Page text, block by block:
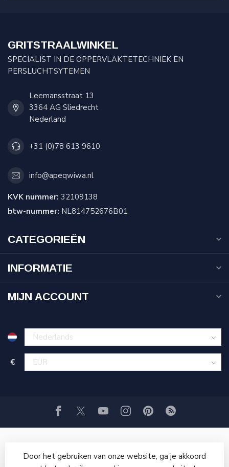
GRITSTRAALWINKEL
SPECIALIST IN DE OPPERVLAKTETECHNIEK EN
PERSLUCHTSYTEMEN
Leemansstraat 13
3364 AG Sliedrecht
Nederland
+31 (0)78 613 9610
info@apeqwiwa.nl
KVK nummer: 32109138
btw-nummer: NL814752676B01
CATEGORIEËN
INFORMATIE
MIJN ACCOUNT
€
Door het gebruiken van onze website, ga je akkoord